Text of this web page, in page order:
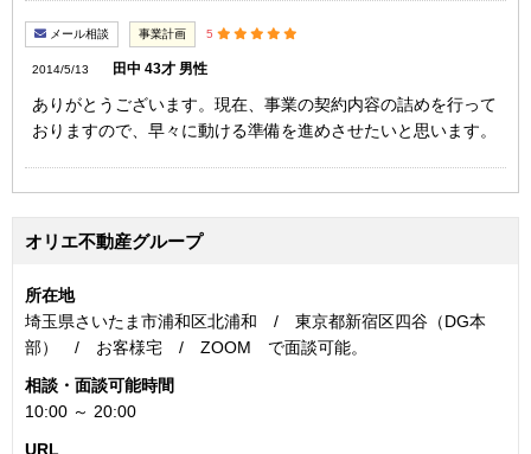
メール相談 事業計画 5
2014/5/13 田中 43才 男性
ありがとうございます。現在、事業の契約内容の詰めを行って
おりますので、早々に動ける準備を進めさせたいと思います。
オリエ不動産グループ
所在地
埼玉県さいたま市浦和区北浦和 / 東京都新宿区四谷（DG本
部） / お客様宅 / ZOOM で面談可能。
相談・面談可能時間
10:00 ～ 20:00
URL